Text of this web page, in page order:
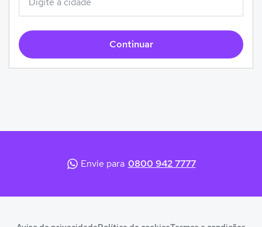
Continuar
Envie para 0800 942 7777